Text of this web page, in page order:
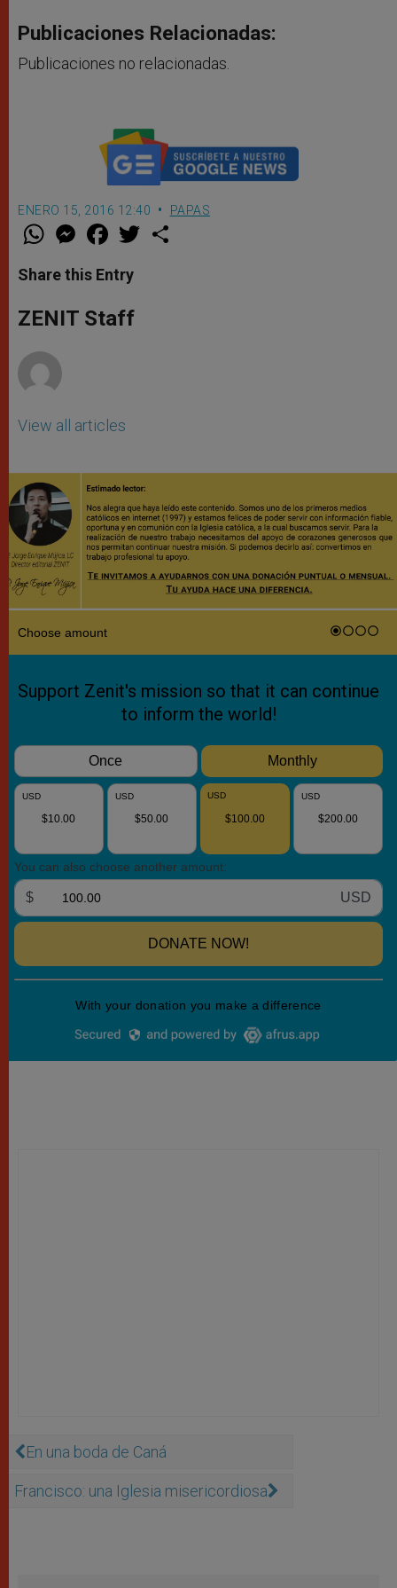
Publicaciones Relacionadas:
Publicaciones no relacionadas.
ENERO 15, 2016 12:40 PAPAS
W
t
s
p
p
M
e
s
e
g
e
F
a
e
b
o
k
w
Share this Entry
ZENIT Staff
View all articles
En una boda de Caná
Francisco: una Iglesia misericordiosa